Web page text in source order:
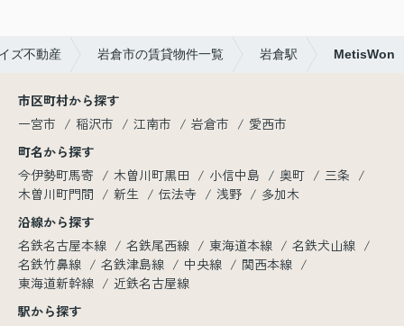
ズ不動産 岩倉市の賃貸物件一覧 岩倉駅 MetisWon
市区町村から探す
一宮市
稲沢市 江南市 岩倉市
愛西市
町名から探す
今伊勢町馬寄
木曽川町黒田 小信中島 奥町
三条
木曽川町門間
新生 伝法寺 浅野
多加木
沿線から探す
名鉄名古屋本線
名鉄尾西線 東海道本線
名鉄犬山線
名鉄竹鼻線
名鉄津島線 中央線
関西本線
東海道新幹線
近鉄名古屋線
駅から探す